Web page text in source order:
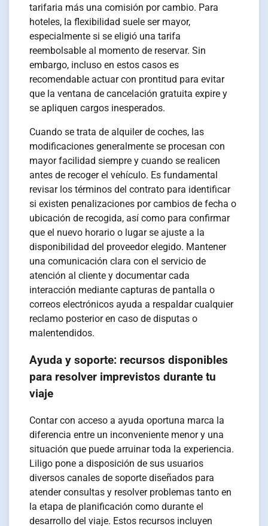
tarifaria más una comisión por cambio. Para
hoteles, la flexibilidad suele ser mayor,
especialmente si se eligió una tarifa
reembolsable al momento de reservar. Sin
embargo, incluso en estos casos es
recomendable actuar con prontitud para evitar
que la ventana de cancelación gratuita expire y
se apliquen cargos inesperados.
Cuando se trata de alquiler de coches, las
modificaciones generalmente se procesan con
mayor facilidad siempre y cuando se realicen
antes de recoger el vehículo. Es fundamental
revisar los términos del contrato para identificar
si existen penalizaciones por cambios de fecha o
ubicación de recogida, así como para confirmar
que el nuevo horario o lugar se ajuste a la
disponibilidad del proveedor elegido. Mantener
una comunicación clara con el servicio de
atención al cliente y documentar cada
interacción mediante capturas de pantalla o
correos electrónicos ayuda a respaldar cualquier
reclamo posterior en caso de disputas o
malentendidos.
Ayuda y soporte: recursos disponibles
para resolver imprevistos durante tu
viaje
Contar con acceso a ayuda oportuna marca la
diferencia entre un inconveniente menor y una
situación que puede arruinar toda la experiencia.
Liligo pone a disposición de sus usuarios
diversos canales de soporte diseñados para
atender consultas y resolver problemas tanto en
la etapa de planificación como durante el
desarrollo del viaje. Estos recursos incluyen